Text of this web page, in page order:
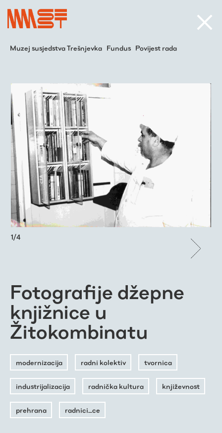
Muzej susjedstva Trešnjevka Fundus Povijest rada
1/4
Fotografije džepne
knjižnice u
Žitokombinatu
modernizacija radni kolektiv tvornica
industrijalizacija radnička kultura književnost
prehrana radnici_ce